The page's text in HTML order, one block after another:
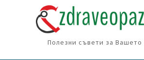
Полезни съвети за Вашето